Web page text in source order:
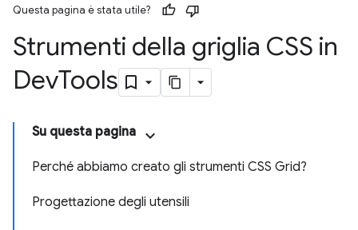
Questa pagina è stata utile?
Strumenti della griglia CSS in
DevTools
Su questa pagina
Perché abbiamo creato gli strumenti CSS Grid?
Progettazione degli utensili